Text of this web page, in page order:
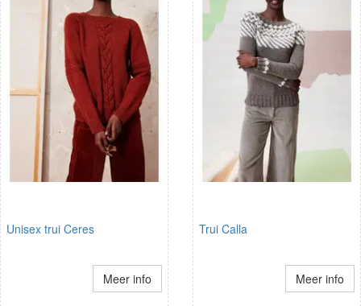
Unisex trui Ceres
Meer info
Trui Calla
Meer info